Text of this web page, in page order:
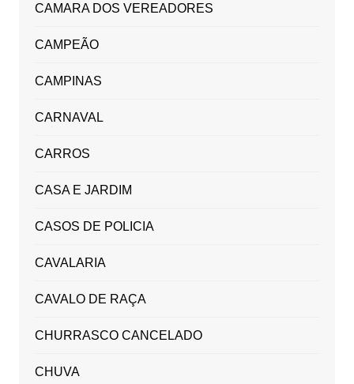
CAMARA DOS VEREADORES
CAMPEÃO
CAMPINAS
CARNAVAL
CARROS
CASA E JARDIM
CASOS DE POLICIA
CAVALARIA
CAVALO DE RAÇA
CHURRASCO CANCELADO
CHUVA